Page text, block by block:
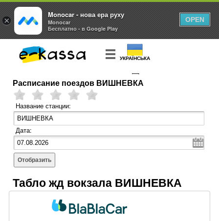
УКРАЇНСЬКА
КУПИТЬ БИЛЕТ
Расписание поездов ВИШНЕВКА
Название станции:
Дата:
Отобразить
Табло жд вокзала ВИШНЕВКА
×
Monocar - нова ера руху
Monocar
Бесплатно - в Google Play
OPEN